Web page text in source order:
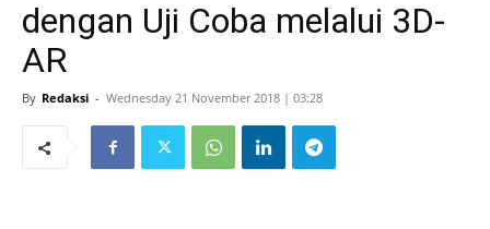
dengan Uji Coba melalui 3D-
AR
By Redaksi - Wednesday 21 November 2018 | 03:28